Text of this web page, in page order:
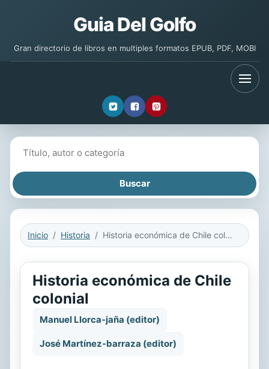
Guia Del Golfo
Gran directorio de libros en multiples formatos EPUB, PDF, MOBI
Inicio Historia Historia económica de Chile colonial
Historia económica de Chile
colonial
Manuel Llorca-jaña (editor)
José Martínez-barraza (editor)